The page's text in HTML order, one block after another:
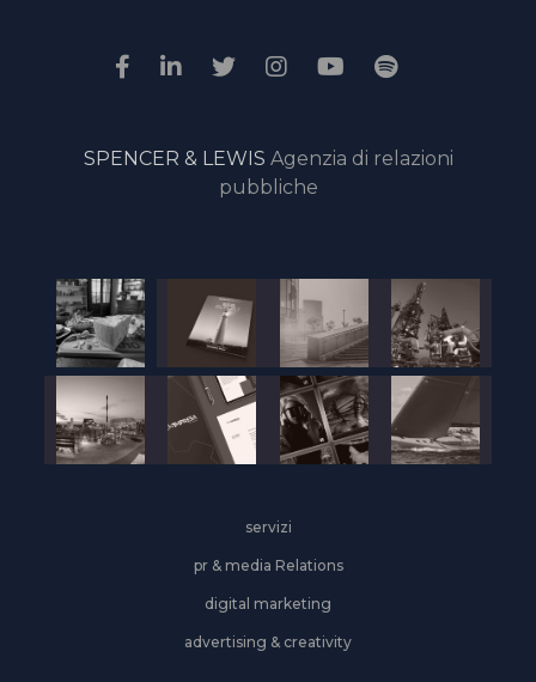
della
giuria
online
SPENCER & LEWIS Agenzia di relazioni
pubbliche
servizi
pr & media Relations
digital marketing
advertising & creativity